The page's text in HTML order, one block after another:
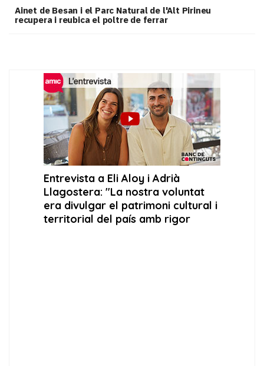
Ainet de Besan i el Parc Natural de l'Alt Pirineu
recupera i reubica el poltre de ferrar